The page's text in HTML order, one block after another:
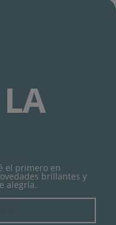
el primero en
brillantes y
alegría.